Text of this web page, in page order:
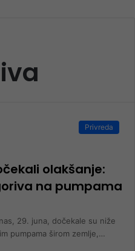
Privreda
olakšanje:
na pumpama
29. juna, dočekale su niže
pumpama širom zemlje,…